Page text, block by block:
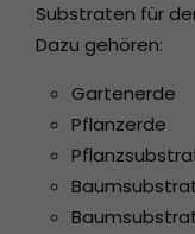
Substraten für
Dazu gehören:
Gartenerde
Pflanzerde